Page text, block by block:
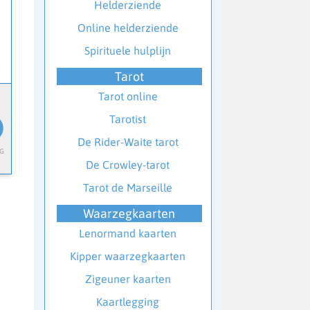
Helderziende
Online helderziende
Spirituele hulplijn
Tarot
Tarot online
Tarotist
De Rider-Waite tarot
De Crowley-tarot
Tarot de Marseille
Waarzegkaarten
Lenormand kaarten
Kipper waarzegkaarten
Zigeuner kaarten
Kaartlegging